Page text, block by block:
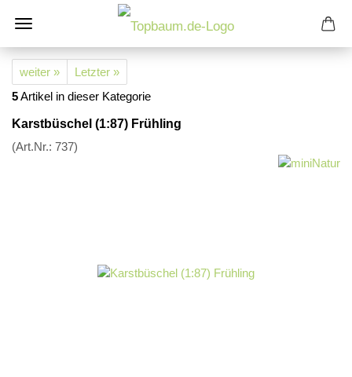
weiter »
Letzter »
5Artikel in dieser Kategorie
Karstbüschel (1:87) Frühling
(Art.Nr.: 737)